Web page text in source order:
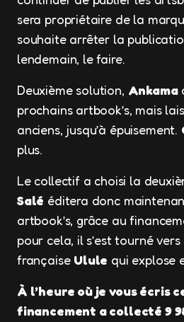
sera propriétaire de la
souhaite arrêter la
lendemain, le faire.
Deuxième solution, Ankama
prochains artbook’s, mais
anciens, jusqu’à épuisement.
plus.
Le collectif a choisi la
Salé éditera donc
artbook’s, grâce au
pour cela, il s’est tourné
française Ulule qui explose
À l’heure où je vous écris
financement a collecté 9